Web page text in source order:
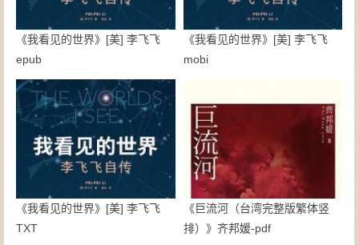
《我看见的世界》[美] 李飞飞
epub
《我看见的世界》[美] 李飞飞
mobi
《我看见的世界》[美] 李飞飞
TXT
《巨流河（台湾完整版繁体竖
排）》齐邦媛-pdf